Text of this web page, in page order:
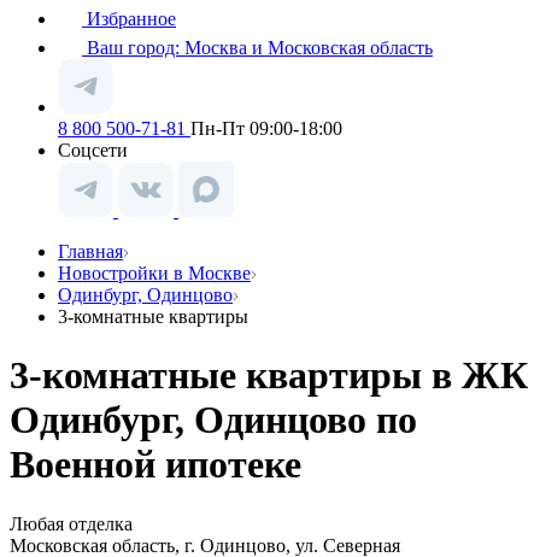
Избранное
Ваш город: Москва и Московская область
8 800 500-71-81 Пн-Пт 09:00-18:00
Соцсети
Главная
Новостройки в Москве
Одинбург, Одинцово
3-комнатные квартиры
3-комнатные квартиры в ЖК
Одинбург, Одинцово по
Военной ипотеке
Любая отделка
Московская область, г. Одинцово, ул. Северная